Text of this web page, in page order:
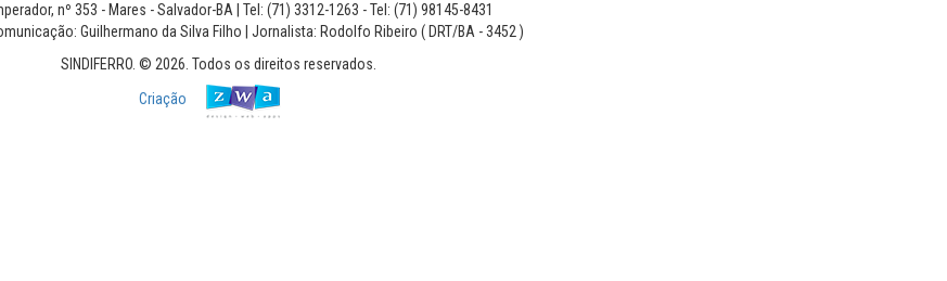
nº 353 - Mares - Salvador-BA | Tel: (71) 3312-1263 - Tel: (71) 98145-8431
Guilhermano da Silva Filho | Jornalista: Rodolfo Ribeiro ( DRT/BA - 3452 )
SINDIFERRO. © 2026. Todos os direitos reservados.
Criação